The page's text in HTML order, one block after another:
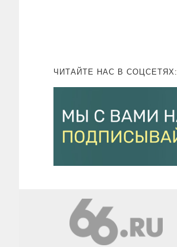
ЧИТАЙТЕ НАС В СОЦСЕТЯХ: